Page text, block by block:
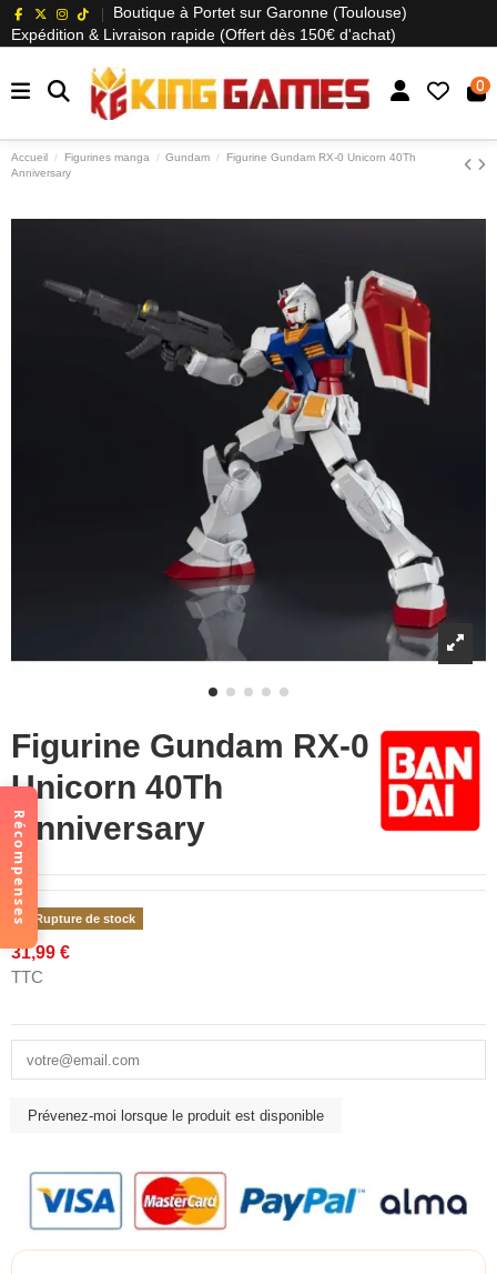
Boutique à Portet sur Garonne (Toulouse)
Expédition & Livraison rapide (Offert dès 150€ d'achat)
0
Accueil Figurines manga Gundam
Figurine Gundam RX-0 Unicorn 40Th
Anniversary
Figurine Gundam RX-0
Unicorn 40Th
Anniversary
Rupture de stock
31,99 €
TTC
Récompenses